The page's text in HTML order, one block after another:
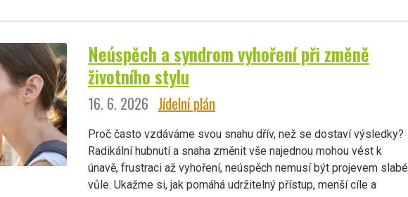
Neúspěch a syndrom vyhoření při změně
životního stylu
16. 6. 2026 Jídelní plán
Proč často vzdáváme svou snahu dřív, než se dostaví výsledky?
Radikální hubnutí a snaha změnit vše najednou mohou vést k
únavě, frustraci až vyhoření, neúspěch nemusí být projevem slabé
vůle. Ukažme si, jak pomáhá udržitelný přístup, menší cíle a